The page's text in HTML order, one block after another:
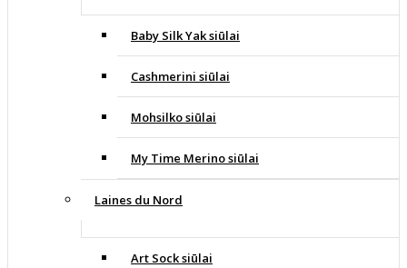
Baby Silk Yak siūlai
Cashmerini siūlai
Mohsilko siūlai
My Time Merino siūlai
Laines du Nord
Art Sock siūlai